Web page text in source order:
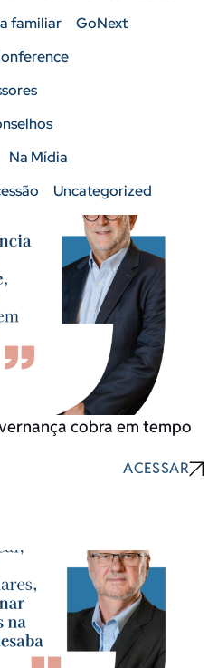
familiar
GoNext
Na Mídia
Uncategorized
cobra em tempo
ACESSAR